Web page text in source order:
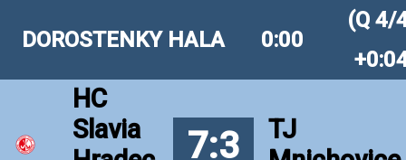
DOROSTENKY HALA 0:00
(Q 4/
HC
Slavia
7:3
TJ